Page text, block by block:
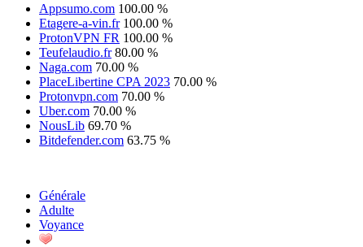
Appsumo.com 100.00 %
Etagere-a-vin.fr 100.00 %
ProtonVPN FR 100.00 %
Teufelaudio.fr 80.00 %
Naga.com 70.00 %
PlaceLibertine CPA 2023 70.00 %
Protonvpn.com 70.00 %
Uber.com 70.00 %
NousLib 69.70 %
Bitdefender.com 63.75 %
Générale
Adulte
Voyance